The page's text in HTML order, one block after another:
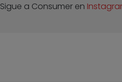
Sigue a Consumer en